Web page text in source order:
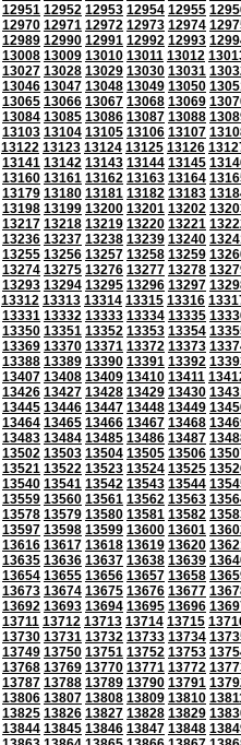
12951 12952 12953 12954 12955
12970 12971 12972 12973 12974
12989 12990 12991 12992 12993
13008 13009 13010 13011 13012
13027 13028 13029 13030 13031
13046 13047 13048 13049 13050
13065 13066 13067 13068 13069
13084 13085 13086 13087 13088
13103 13104 13105 13106 13107
13122 13123 13124 13125 13126
13141 13142 13143 13144 13145
13160 13161 13162 13163 13164
13179 13180 13181 13182 13183
13198 13199 13200 13201 13202
13217 13218 13219 13220 13221
13236 13237 13238 13239 13240
13255 13256 13257 13258 13259
13274 13275 13276 13277 13278
13293 13294 13295 13296 13297
13312 13313 13314 13315 13316
13331 13332 13333 13334 13335
13350 13351 13352 13353 13354
13369 13370 13371 13372 13373
13388 13389 13390 13391 13392
13407 13408 13409 13410 13411
13426 13427 13428 13429 13430
13445 13446 13447 13448 13449
13464 13465 13466 13467 13468
13483 13484 13485 13486 13487
13502 13503 13504 13505 13506
13521 13522 13523 13524 13525
13540 13541 13542 13543 13544
13559 13560 13561 13562 13563
13578 13579 13580 13581 13582
13597 13598 13599 13600 13601
13616 13617 13618 13619 13620
13635 13636 13637 13638 13639
13654 13655 13656 13657 13658
13673 13674 13675 13676 13677
13692 13693 13694 13695 13696
13711 13712 13713 13714 13715
13730 13731 13732 13733 13734
13749 13750 13751 13752 13753
13768 13769 13770 13771 13772
13787 13788 13789 13790 13791
13806 13807 13808 13809 13810
13825 13826 13827 13828 13829
13844 13845 13846 13847 13848